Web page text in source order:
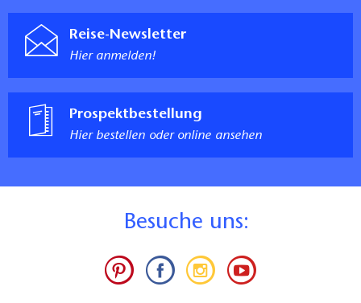
Reise-Newsletter
Hier anmelden!
Prospektbestellung
Hier bestellen oder online ansehen
Besuche uns: